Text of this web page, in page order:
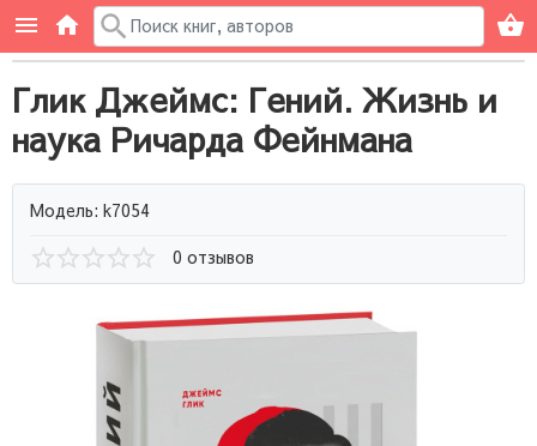
Глик Джеймс: Гений. Жизнь и
наука Ричарда Фейнмана
Модель: k7054
0 отзывов